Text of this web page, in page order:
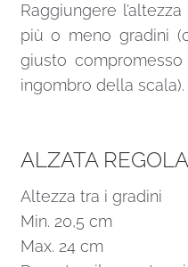
Raggiungere
più o meno gradini
giusto
ingombro della scala).
ALZATA
Altezza tra i gradini
Min. 20,5 cm
Max. 24 cm